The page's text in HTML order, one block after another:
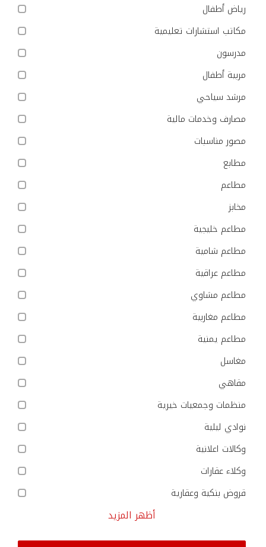
رياض أطفال
مكاتب استشارات تعليمية
مدرسون
مربية أطفال
مرشد سياحي
مصارف وخدمات مالية
مصور مناسبات
مطابع
مطاعم
مخابز
مطاعم خليجية
مطاعم شامية
مطاعم عراقية
مطاعم مشاوي
مطاعم مغاربية
مطاعم يمنية
مغاسل
مقاهي
منظمات وجمعيات خيرية
نوادي ليلية
وكالات اعلانية
وكلاء عقارات
قروض بنكية وعقارية
أظهر المزيد